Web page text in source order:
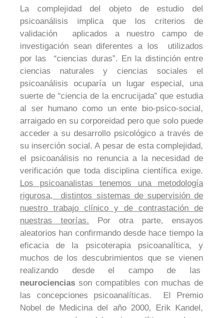
La complejidad del objeto de estudio del
psicoanálisis implica que los criterios de
validación aplicados a nuestro campo de
investigación sean diferentes a los utilizados
por las “ciencias duras”. En la distinción entre
ciencias naturales y ciencias sociales el
psicoanálisis ocuparía un lugar especial, una
suerte de “ciencia de la encrucijada” que estudia
al ser humano como un ente bio-psico-social,
arraigado en su corporeidad pero que solo puede
acceder a su desarrollo psicológico a través de
su inserción social. A pesar de esta complejidad,
el psicoanálisis no renuncia a la necesidad de
verificación que toda disciplina científica exige.
Los psicoanalistas tenemos una metodología
rigurosa, distintos sistemas de supervisión de
nuestro trabajo clínico y de contrastación de
nuestras teorías.
Por otra parte, ensayos
aleatorios han confirmando desde hace tiempo la
eficacia de la psicoterapia psicoanalítica, y
muchos de los descubrimientos que se vienen
realizando desde el campo de las
neurociencias son compatibles con muchas de
las concepciones psicoanalíticas. El Premio
Nobel de Medicina del año 2000, Erik Kandel,